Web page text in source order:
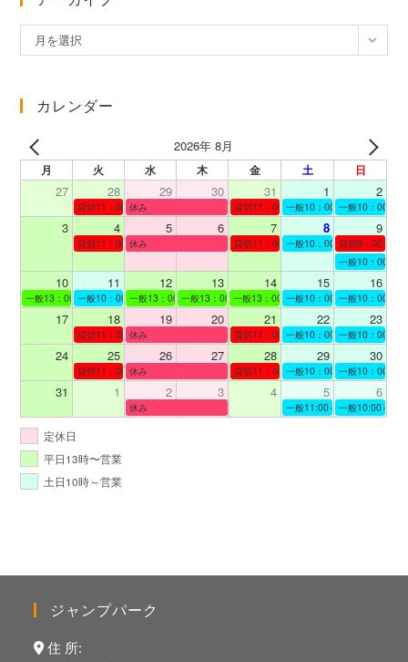
ー
イ
月を選択
カレンダー
2026年 8月
月 火 水 木 金 土 日
27 28 29 30 31 1 2
貸切11：00～12：00
休み 貸切11：00～12：00一般10：00～19：00
一般10：00～
3 4 5 6 7 8 9
貸切11：00～12：00
休み 貸切11：00～12：00一般10：00～19：00
貸切9：00～10
一般10：00～
10 11 12 13 14 15 16
一般13：00～19：00一般10：00～19：00一般13：00～19：00一般13：00～19：00一般13：00～19：00一般10：00～19：00
一般10：00～
17 18 19 20 21 22 23
貸切11：00～12：00
休み 貸切11：00～13：00一般10：00～19：00
一般10：00～
24 25 26 27 28 29 30
貸切11：00～12：00
休み 貸切11：00～12：00一般10：00～19：00
一般10：00～
31 1 2 3 4 5 6
休み 一般11:00～19:00一般10:00～
定休日
平日13時〜営業
土日10時～営業
ジャンプパーク
住 所: